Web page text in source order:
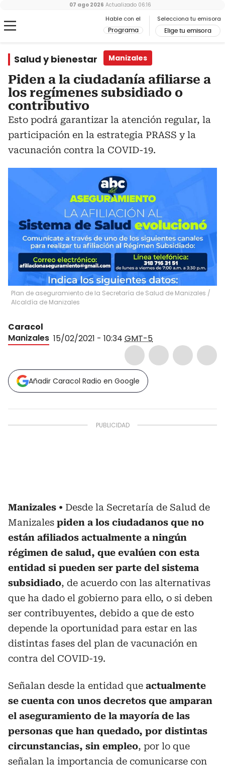
Hable con el
Programa
Selecciona tu emisora
Elige tu emisora
07 ago 2026 Actualizado 06:16
Salud y bienestar Manizales
Piden a la ciudadanía afiliarse a
los regímenes subsidiado o
contributivo
Esto podrá garantizar la atención regular, la
participación en la estrategia PRASS y la
vacunación contra la COVID-19.
Plan de aseguramiento de la Secretaría de Salud de Manizales /
Alcaldía de Manizales
Caracol
Manizales 15/02/2021 - 10:34 GMT-5
Añadir Caracol Radio en Google
Manizales
Desde la Secretaría de Salud de
Manizales piden a los ciudadanos que no
están afiliados actualmente a ningún
régimen de salud, que evalúen con esta
entidad si pueden ser parte del sistema
subsidiado, de acuerdo con las alternativas
que ha dado el gobierno para ello, o si deben
ser contribuyentes, debido a que de esto
depende la oportunidad para estar en las
distintas fases del plan de vacunación en
contra del COVID-19.
Señalan desde la entidad que actualmente
se cuenta con unos decretos que amparan
el aseguramiento de la mayoría de las
personas que han quedado, por distintas
circunstancias, sin empleo, por lo que
señalan la importancia de comunicarse con